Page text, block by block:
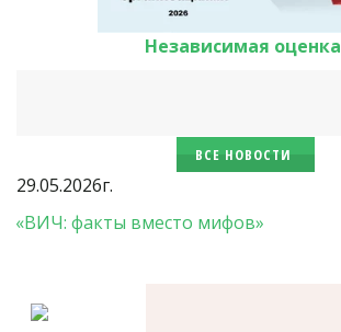
Независимая оценка
ВСЕ НОВОСТИ
29.05.2026г.
«ВИЧ: факты вместо мифов»